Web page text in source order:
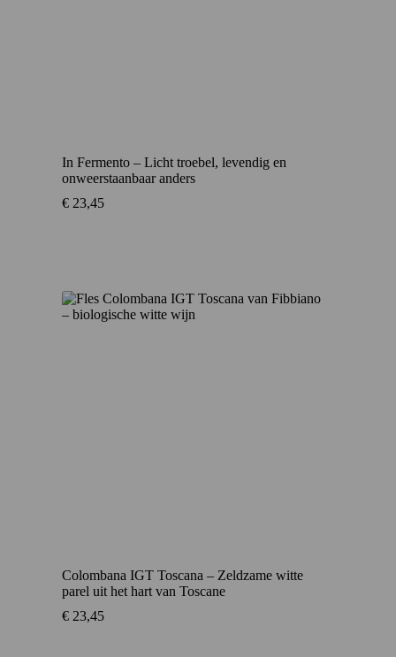
In Fermento – Licht troebel, levendig en
onweerstaanbaar anders
€ 23,45
Colombana IGT Toscana – Zeldzame witte
parel uit het hart van Toscane
€ 23,45